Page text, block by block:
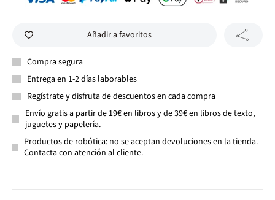
Añadir a favoritos
Compra segura
Entrega en 1-2 días laborables
Regístrate y disfruta de descuentos en cada compra
Envío gratis a partir de 19€ en libros y de 39€ en libros de texto,
juguetes y papelería.
Productos de robótica: no se aceptan devoluciones en la tienda.
Contacta con atención al cliente.